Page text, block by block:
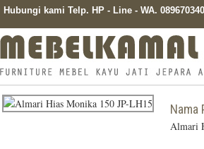
Hubungi kami Telp. HP - Line - WA.
Nama
Almari